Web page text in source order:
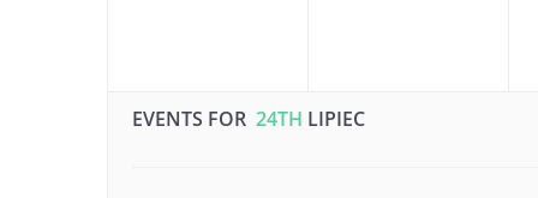
EVENTS FOR 24TH LIPIEC